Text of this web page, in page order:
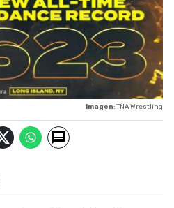
Imagen: TNA Wrestling